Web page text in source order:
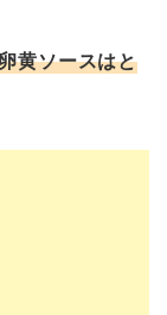
黄ソースはと